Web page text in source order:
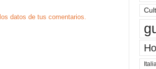
datos de tus comentarios.
Italia